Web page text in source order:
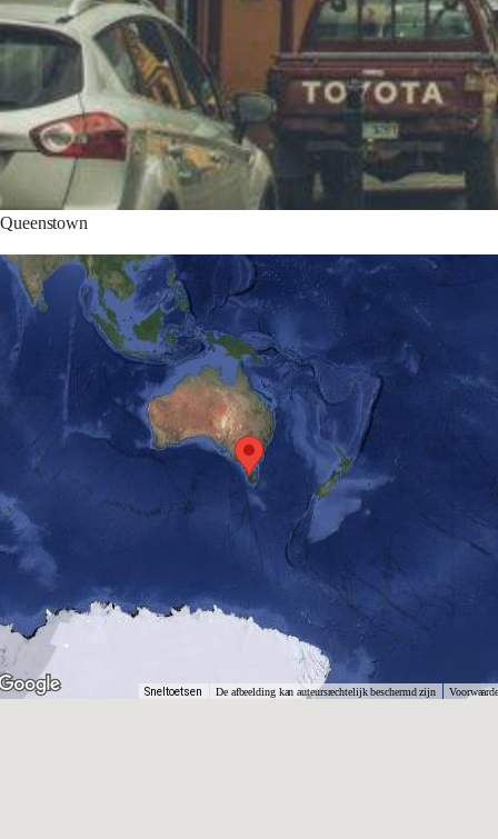
Queenstown
Sneltoetsen De afbeelding kan auteursrechtelijk beschermd zijn